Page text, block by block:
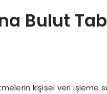
Bulut
kişisel veri işleme